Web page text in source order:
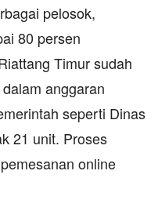
pelosok,
80 persen
Timur sudah
anggaran
seperti Dinas
21 unit. Proses
online